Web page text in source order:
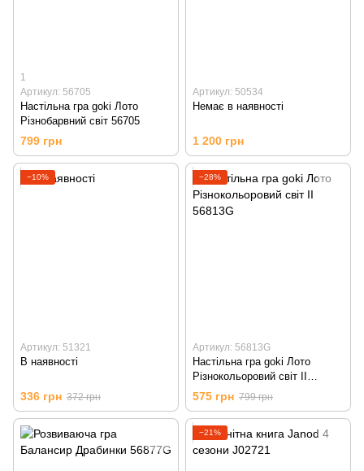
1
Артикул: 56705
Настільна гра goki Лото
Різнобарвний світ 56705
799 грн
Артикул: 50534
Немає в наявності
1 200 грн
−10%
Артикул: 51321
В наявності
336 грн 372 грн
−28%
Артикул: 56813G
Настільна гра goki Лото
Різнокольоровий світ II
56813G
575 грн 799 грн
−21%